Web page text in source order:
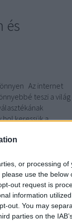
or processing of
use the below
out request is
information
out. You may
parties on the
és
Az internet
teszi a világ
keressük a